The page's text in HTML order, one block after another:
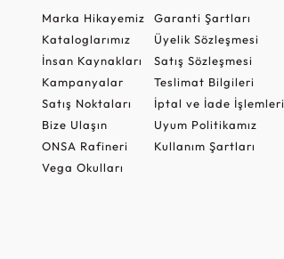
Marka Hikayemiz
Kataloglarımız
İnsan Kaynakları
Kampanyalar
Satış Noktaları
Bize Ulaşın
ONSA Rafineri
Vega Okulları
Garanti Şartları
Üyelik Sözleşmesi
Satış Sözleşmesi
Teslimat Bilgileri
İptal ve İade İşlemleri
Uyum Politikamız
Kullanım Şartları